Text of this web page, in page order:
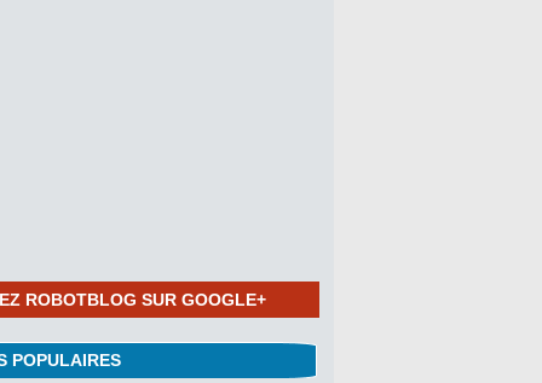
ROBOTBLOG SUR GOOGLE+
POPULAIRES